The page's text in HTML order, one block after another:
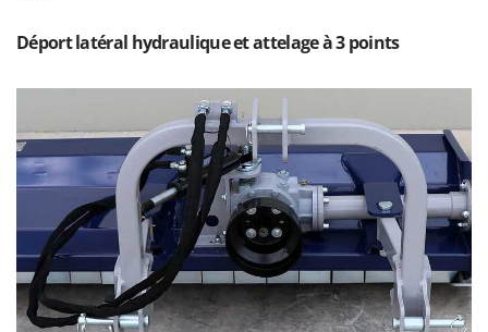
Pompes d'irrigation à tracteur
Pompes immergées électriques
Postes à souder
Poussoirs à saucisse
Presses à pellets
Pressoirs à fruits
Pressoirs à Raisin
GeoTech Pro
Gierre
Ginko - MGM
Gipeco
Girmi
GRAEF
Gre
GreenBay
Greenworks
Déport latéral hydraulique et attelage à 3 points